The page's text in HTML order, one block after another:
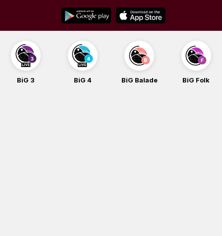
content
BiG 3 BiG 4 BiG Balade BiG Folk